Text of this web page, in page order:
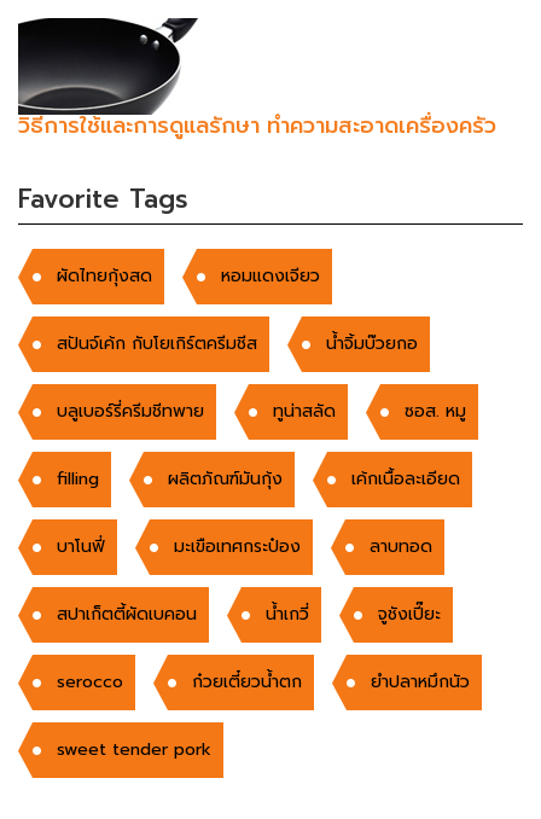
วิธีการใช้และการดูแลรักษา ทำความสะอาดเครื่องครัว
Favorite Tags
ผัดไทยกุ้งสด หอมแดงเจียว
สปันจ์เค้ก กับโยเกิร์ตครีมชีส น้ำจิ้มบ๊วยกอ
บลูเบอร์รี่ครีมชีทพาย ทูน่าสลัด ซอส. หมู
filling ผลิตภัณฑ์มันกุ้ง เค้กเนื้อละเอียด
บาโนฟี่ มะเขือเทศกระป๋อง ลาบทอด
สปาเก็ตตี้ผัดเบคอน น้ำเกวี่ จูชังเปี๊ยะ
serocco ก๋วยเตี๋ยวน้ำตก ยำปลาหมึกนัว
sweet tender pork